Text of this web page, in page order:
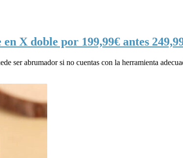
X doble por 199,99€ antes
ser abrumador si no cuentas con la herramienta